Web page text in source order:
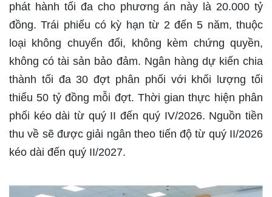
phát hành tối đa cho phương án này là 20.000 tỷ
đồng. Trái phiếu có kỳ hạn từ 2 đến 5 năm, thuộc
loại không chuyển đổi, không kèm chứng quyền,
không có tài sản bảo đảm. Ngân hàng dự kiến chia
thành tối đa 30 đợt phân phối với khối lượng tối
thiểu 50 tỷ đồng mỗi đợt. Thời gian thực hiện phân
phối kéo dài từ quý II đến quý IV/2026. Nguồn tiền
thu về sẽ được giải ngân theo tiến độ từ quý II/2026
kéo dài đến quý II/2027.